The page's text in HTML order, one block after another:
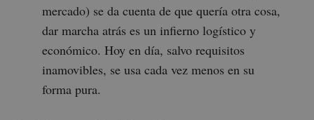
mercado) se da cuenta de que quería otra cosa,
dar marcha atrás es un infierno logístico y
económico. Hoy en día, salvo requisitos
inamovibles, se usa cada vez menos en su
forma pura.